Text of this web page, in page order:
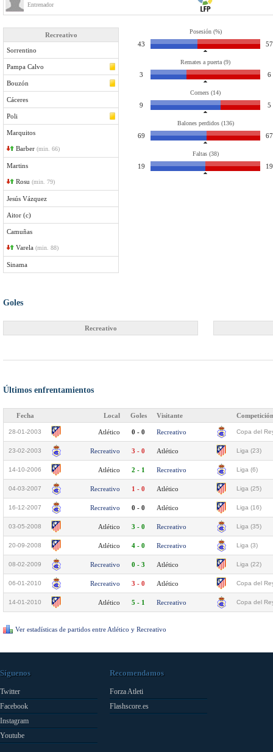
Entrenador
Recreativo
Sorrentino
Pampa Calvo
Bouzón
Cáceres
Poli
Marquitos
Barber (min. 66)
Martins
Rosu (min. 79)
Jesús Vázquez
Aitor (c)
Camuñas
Varela (min. 88)
Sinama
Posesión (%)
43 57
Remates a puerta (9)
3 6
Corners (14)
9 5
Balones perdidos (136)
69 67
Faltas (38)
19 19
Goles
Recreativo
Últimos enfrentamientos
Fecha Local Goles Visitante Competición
28-01-2003 Atlético 0 - 0 Recreativo Copa del
23-02-2003 Recreativo 3 - 0 Atlético Liga (23)
14-10-2006 Atlético 2 - 1 Recreativo Liga (6)
04-03-2007 Recreativo 1 - 0 Atlético Liga (25)
16-12-2007 Recreativo 0 - 0 Atlético Liga (16)
03-05-2008 Atlético 3 - 0 Recreativo Liga (35)
20-09-2008 Atlético 4 - 0 Recreativo Liga (3)
08-02-2009 Recreativo 0 - 3 Atlético Liga (22)
06-01-2010 Recreativo 3 - 0 Atlético Copa del
14-01-2010 Atlético 5 - 1 Recreativo Copa del
Ver estadísticas de partidos entre Atlético y Recreativo
Síguenos
Twitter
Facebook
Instagram
Youtube
Recomendamos
Forza Atleti
Flashscore.es